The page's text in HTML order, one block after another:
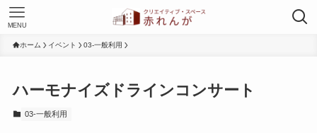
MENU
ホーム イベント 03-一般利用
ハーモナイズドラインコンサート
03-一般利用